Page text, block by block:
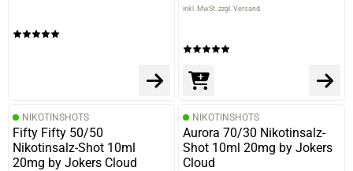
inkl. MwSt. zzgl. Versand
NIKOTINSHOTS
Fifty Fifty 50/50
Nikotinsalz-Shot 10ml
20mg by Jokers Cloud
NIKOTINSHOTS
Aurora 70/30 Nikotinsalz-
Shot 10ml 20mg by Jokers
Cloud